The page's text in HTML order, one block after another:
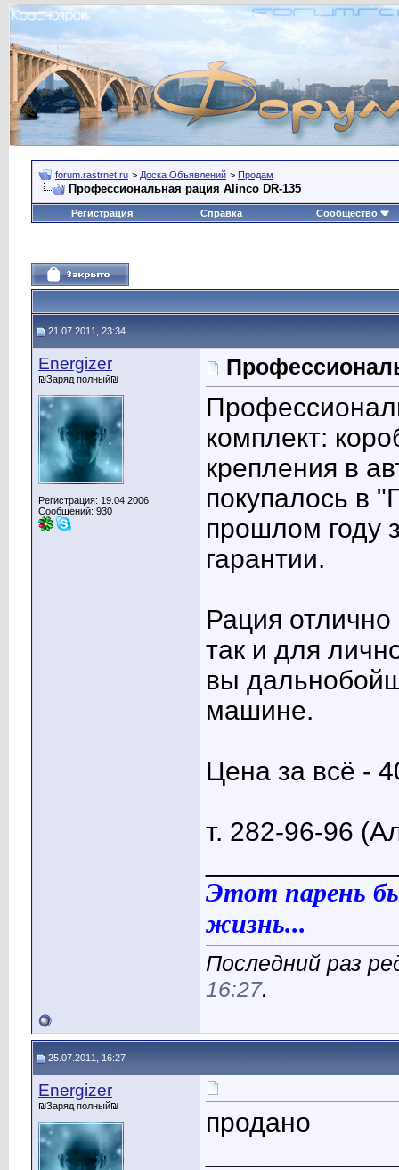
forum.rastrnet.ru > Доска Объявлений > Продам
Профессиональная рация Alinco DR-135
Регистрация Справка Сообщество
21.07.2011, 23:34
Energizer
₪Заряд полный₪
Регистрация: 19.04.2006
Сообщений: 930
комплект:
крепления в
покупалось в
прошлом году
гарантии.
Рация отлично
так и для
вы
машине.
Цена за всё -
т. 282-96-96
Этот парень
жизнь...
Последний раз
16:27.
25.07.2011, 16:27
Energizer
₪Заряд полный₪
продано